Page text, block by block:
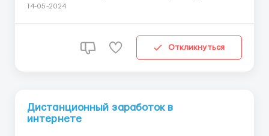
к нашей команде ученых, разработчиков и
идеи в жизнь и создавать прорывные решения,
14-05-2024
Откликнуться
Дистанционный заработок в
интернете